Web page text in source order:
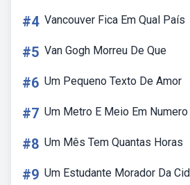
#4 Vancouver Fica Em Qual País
#5 Van Gogh Morreu De Que
#6 Um Pequeno Texto De Amor
#7 Um Metro E Meio Em Numero
#8 Um Mês Tem Quantas Horas
#9 Um Estudante Morador Da